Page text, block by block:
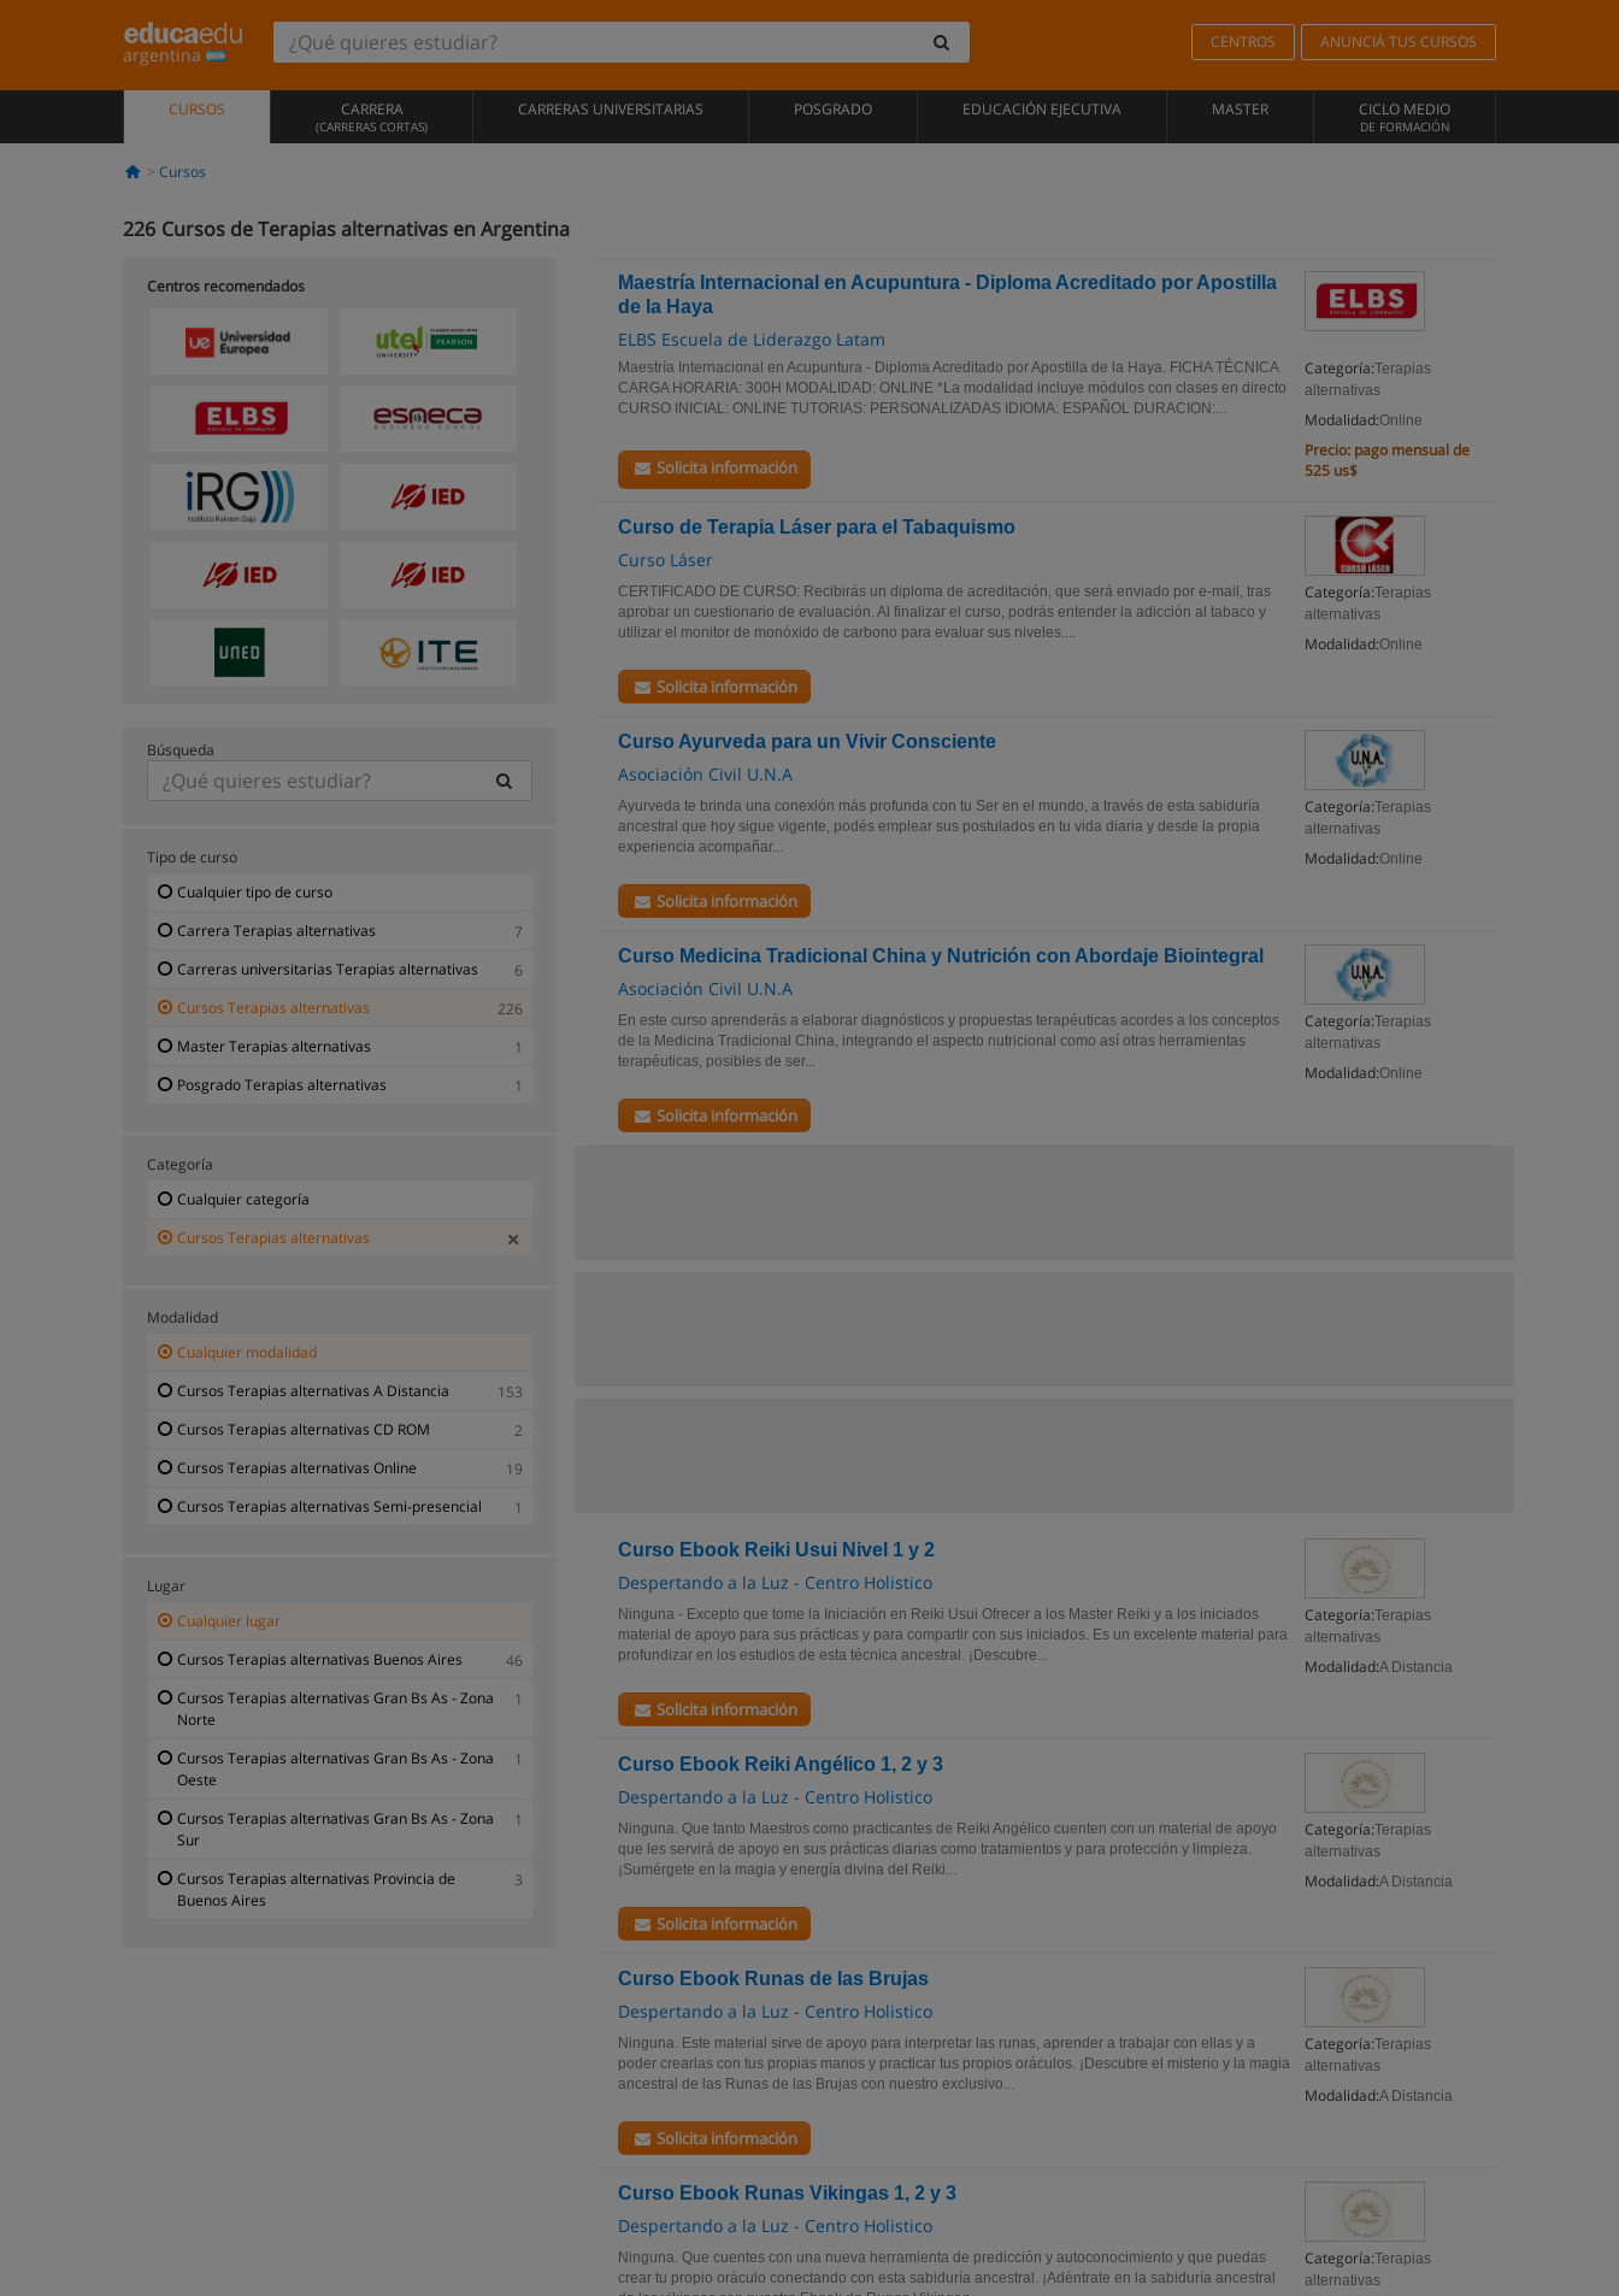
argentina
CENTROS ANUNCIÁ TUS CURSOS
CURSOS CARRERA
(CARRERAS CORTAS)
CARRERAS UNIVERSITARIAS POSGRADO EDUCACIÓN EJECUTIVA MASTER CICLO MEDIO
DE FORMACIÓN
Cursos
226 Cursos de Terapias alternativas en Argentina
Maestría Internacional en Acupuntura - Diploma Acreditado por Apostilla
de la Haya
ELBS Escuela de Liderazgo Latam
Categoría:Terapias
alternativas
Modalidad:Online
Precio: pago mensual de
525 us$
Maestría Internacional en Acupuntura - Diploma Acreditado por Apostilla de la Haya. FICHA TÉCNICA
CARGA HORARIA: 300H MODALIDAD: ONLINE *La modalidad incluye módulos con clases en directo
CURSO INICIAL: ONLINE TUTORIAS: PERSONALIZADAS IDIOMA: ESPAÑOL DURACION:...
Solicita información
Curso de Terapia Láser para el Tabaquismo
Curso Láser
Categoría:Terapias
alternativas
Modalidad:Online
CERTIFICADO DE CURSO: Recibirás un diploma de acreditación, que será enviado por e-mail, tras
aprobar un cuestionario de evaluación. Al finalizar el curso, podrás entender la adicción al tabaco y
utilizar el monitor de monóxido de carbono para evaluar sus niveles....
Solicita información
Curso Ayurveda para un Vivir Consciente
Asociación Civil U.N.A
Categoría:Terapias
alternativas
Modalidad:Online
Ayurveda te brinda una conexión más profunda con tu Ser en el mundo, a través de esta sabiduría
ancestral que hoy sigue vigente, podés emplear sus postulados en tu vida diaria y desde la propia
experiencia acompañar...
Solicita información
Curso Medicina Tradicional China y Nutrición con Abordaje Biointegral
Asociación Civil U.N.A
Categoría:Terapias
alternativas
Modalidad:Online
En este curso aprenderás a elaborar diagnósticos y propuestas terapéuticas acordes a los conceptos
de la Medicina Tradicional China, integrando el aspecto nutricional como así otras herramientas
terapéuticas, posibles de ser...
Solicita información
Curso Ebook Reiki Usui Nivel 1 y 2
Despertando a la Luz - Centro Holistico
Categoría:Terapias
alternativas
Modalidad:A Distancia
Ninguna - Excepto que tome la Iniciación en Reiki Usui Ofrecer a los Master Reiki y a los iniciados
material de apoyo para sus prácticas y para compartir con sus iniciados. Es un excelente material para
profundizar en los estudios de esta técnica ancestral. ¡Descubre...
Solicita información
Curso Ebook Reiki Angélico 1, 2 y 3
Despertando a la Luz - Centro Holistico
Categoría:Terapias
alternativas
Modalidad:A Distancia
Ninguna. Que tanto Maestros como practicantes de Reiki Angélico cuenten con un material de apoyo
que les servirá de apoyo en sus prácticas diarias como tratamientos y para protección y limpieza.
¡Sumérgete en la magia y energía divina del Reiki...
Solicita información
Curso Ebook Runas de las Brujas
Despertando a la Luz - Centro Holistico
Categoría:Terapias
alternativas
Modalidad:A Distancia
Ninguna. Este material sirve de apoyo para interpretar las runas, aprender a trabajar con ellas y a
poder crearlas con tus propias manos y practicar tus propios oráculos. ¡Descubre el misterio y la magia
ancestral de las Runas de las Brujas con nuestro exclusivo...
Solicita información
Curso Ebook Runas Vikingas 1, 2 y 3
Despertando a la Luz - Centro Holistico
Categoría:Terapias
alternativas
Ninguna. Que cuentes con una nueva herramienta de predicción y autoconocimiento y que puedas
crear tu propio oráculo conectando con esta sabiduría ancestral. ¡Adéntrate en la sabiduría ancestral
Centros recomendados
Búsqueda
Tipo de curso
Cualquier tipo de curso
Carrera Terapias alternativas
7
Carreras universitarias Terapias alternativas
6
Cursos Terapias alternativas
226
Master Terapias alternativas
1
Posgrado Terapias alternativas
1
Categoría
Cualquier categoría
Cursos Terapias alternativas
Modalidad
Cualquier modalidad
Cursos Terapias alternativas A Distancia
153
Cursos Terapias alternativas CD ROM
2
Cursos Terapias alternativas Online
19
Cursos Terapias alternativas Semi-presencial
1
Lugar
Cualquier lugar
Cursos Terapias alternativas Buenos Aires
46
Cursos Terapias alternativas Gran Bs As - Zona
Norte
1
Cursos Terapias alternativas Gran Bs As - Zona
Oeste
1
Cursos Terapias alternativas Gran Bs As - Zona
Sur
1
Cursos Terapias alternativas Provincia de
Buenos Aires
3